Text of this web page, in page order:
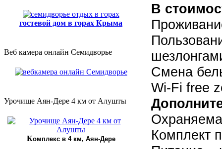
гостевой дом в горах Крыма
Веб камера онлайн Семидворье
Урочище Аян-Дере 4 км от Алушты
Комплекс в 4 км, Аян-Дере
В
Смена
Wi-Fi free
Комплект